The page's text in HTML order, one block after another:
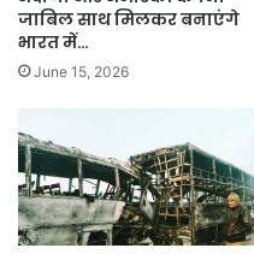
जाबिल साथ मिलकर बनाएंगे
भारत में…
June 15, 2026